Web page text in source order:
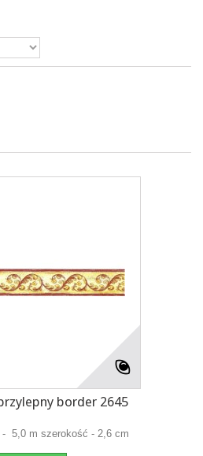
border 2645
- 5,0 m szerokość - 2,6 cm